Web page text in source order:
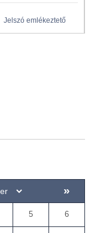
Jelszó emlékeztető
»
5 6